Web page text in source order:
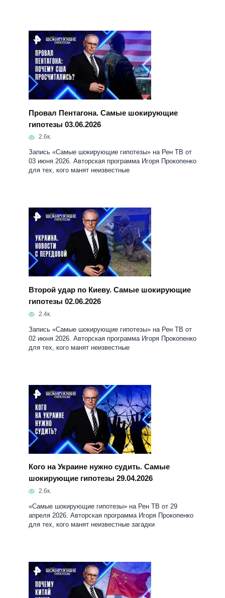
Провал Пентагона. Самые шокирующие
гипотезы 03.06.2026
2.6к.
Запись «Самые шокирующие гипотезы» на Рен ТВ от
03 июня 2026. Авторская программа Игоря Прокопенко
Второй удар по Киеву. Самые шокирующие
гипотезы 02.06.2026
2.4к.
Запись «Самые шокирующие гипотезы» на Рен ТВ от
02 июня 2026. Авторская программа Игоря Прокопенко
Кого на Украине нужно судить. Самые
шокирующие гипотезы 29.04.2026
2.6к.
«Самые шокирующие гипотезы» на Рен ТВ от 29
апреля 2026. Авторская программа Игоря Прокопенко
Почему Китай круче Америки? Самые
шокирующие гипотезы 15.04.2026